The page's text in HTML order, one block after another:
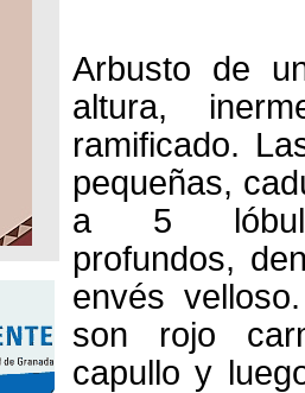
Arbusto de
altura,
ramificado.
pequeñas,
a 5
profundos,
envés
son rojo
capullo y